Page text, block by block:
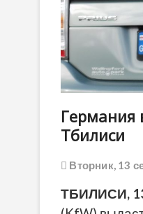
Германия
Тбилиси
Вторник, 13
ТБИЛИСИ,